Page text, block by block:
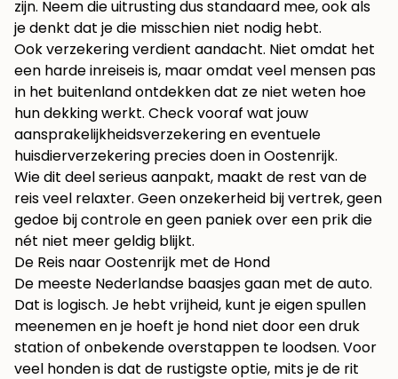
zijn. Neem die uitrusting dus standaard mee, ook als
je denkt dat je die misschien niet nodig hebt.
Ook verzekering verdient aandacht. Niet omdat het
een harde inreiseis is, maar omdat veel mensen pas
in het buitenland ontdekken dat ze niet weten hoe
hun dekking werkt. Check vooraf wat jouw
aansprakelijkheidsverzekering en eventuele
huisdierverzekering precies doen in Oostenrijk.
Wie dit deel serieus aanpakt, maakt de rest van de
reis veel relaxter. Geen onzekerheid bij vertrek, geen
gedoe bij controle en geen paniek over een prik die
nét niet meer geldig blijkt.
De Reis naar Oostenrijk met de Hond
De meeste Nederlandse baasjes gaan met de auto.
Dat is logisch. Je hebt vrijheid, kunt je eigen spullen
meenemen en je hoeft je hond niet door een druk
station of onbekende overstappen te loodsen. Voor
veel honden is dat de rustigste optie, mits je de rit